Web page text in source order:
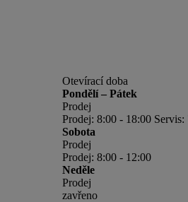
Otevírací doba
Pondělí – Pátek
Prodej
Prodej: 8:00 - 18:00 Servis:
Sobota
Prodej
Prodej: 8:00 - 12:00
Neděle
Prodej
zavřeno